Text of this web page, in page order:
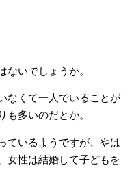
ないでしょうか。
なくて一人でいることが
も多いのだとか。
ているようですが、やは
女性は結婚して子どもを